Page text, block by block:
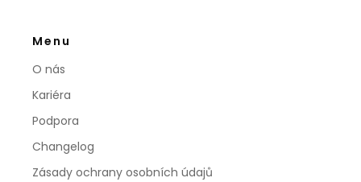
Menu
O nás
Kariéra
Podpora
Changelog
Zásady ochrany osobních údajů